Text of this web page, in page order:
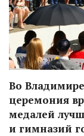
Во
церемония
медалей
и гимназий